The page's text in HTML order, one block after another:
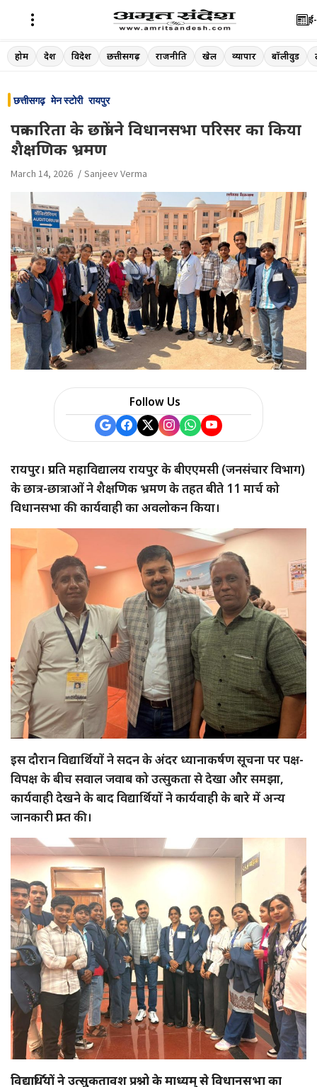
Skip
to
होम देश विदेश छत्तीसगढ़ राजनीति खेल व्यापार बॉलीवुड
छत्तीसगढ़ मेन स्टोरी रायपुर
पत्रकारिता के छात्रों ने विधानसभा परिसर का किया
शैक्षणिक भ्रमण
March 14, 2026 Sanjeev Verma
Follow Us
रायपुर। प्रगति महाविद्यालय रायपुर के बीएएमसी (जनसंचार विभाग)
के छात्र-छात्राओं ने शैक्षणिक भ्रमण के तहत बीते 11 मार्च को
विधानसभा की कार्यवाही का अवलोकन किया।
इस दौरान विद्यार्थियों ने सदन के अंदर ध्यानाकर्षण सूचना पर पक्ष-
विपक्ष के बीच सवाल जवाब को उत्सुकता से देखा और समझा,
कार्यवाही देखने के बाद विद्यार्थियों ने कार्यवाही के बारे में अन्य
जानकारी प्राप्त की।
विद्यार्थियों ने उत्सुकतावश प्रश्नो के माध्यम् से विधानसभा का